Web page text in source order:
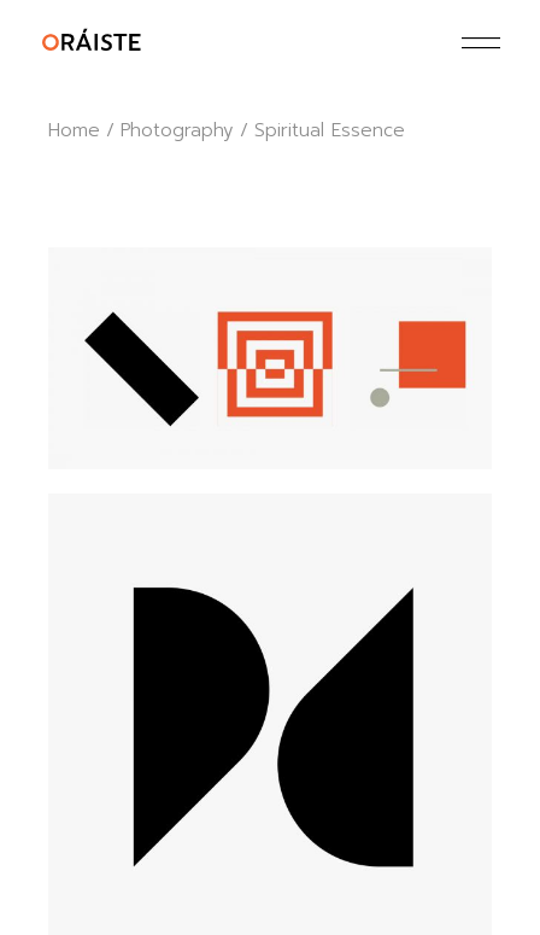
Home Photography Spiritual Essence